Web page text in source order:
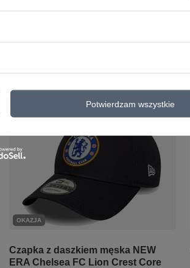
OKAZJA
Czapka z daszkiem męska NEW
ERA Chelsea FC Lion Crest Core
Potwierdzam wszystkie